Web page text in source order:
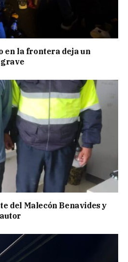
en la frontera deja un
del Malecón Benavides y